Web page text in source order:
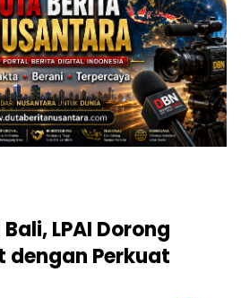
LPAI Dorong
dengan Perkuat